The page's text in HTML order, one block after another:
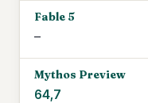
–
64,7